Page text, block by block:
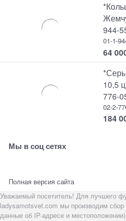
944-
01-1-
64
10,5
776-
02-2-
184
Мы в соц сетях
Полная версия сайта
Уважаемый посетитель! Для лучшего
ladysamotsvet.com мы производим
данные об IP-адресе и